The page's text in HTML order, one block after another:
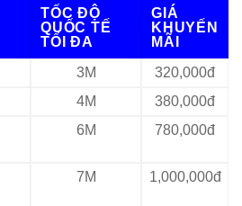
TỐC ĐỘ
QUỐC TẾ
TỐI ĐA
GIÁ
KHUYẾN
MÃI
3M
320,000đ
4M
380,000đ
6M 780,000đ
7M 1,000,000đ